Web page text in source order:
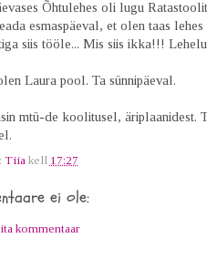
Õhtulehes oli lugu
esmaspäeval, et olen taas
siis tööle... Mis siis ikka!!!
Laura pool. Ta sünnipäeval.
mtü-de koolitusel, äriplaanidest.
Tiia kell 17:27
ei ole:
kommentaar